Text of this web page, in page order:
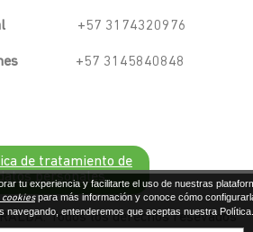
+57 3174320976
+57 3145840848
de tratamiento de
personales
Todos los derechos resevados
tu experiencia y facilitarte el uso de nuestras
cookiespara más información y conoce cómo
navegando, entenderemos que aceptas nuestra Política.